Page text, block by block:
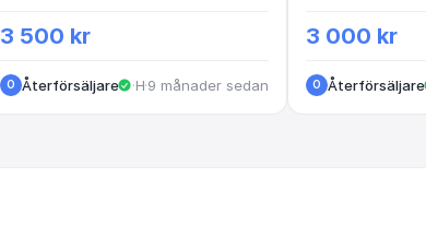
3 500 kr
O Återförsäljare · Huskvarna
·9 månader sedan
3 000 kr
O Återförsäljare